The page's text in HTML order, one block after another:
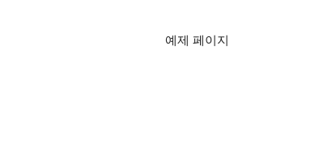
예제 페이지